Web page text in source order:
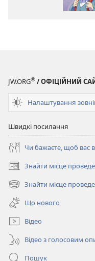
JW.ORG® / ОФІЦІЙНИЙ
Налаштування
Швидкі посилання
Чи бажаєте, щоб вас
Знайти місце
(відкривається
у
новому
вікні)
Знайти місце
(відкривається
новому
вікні)
Що нового
Відео
Відео з голосовим
Пошук